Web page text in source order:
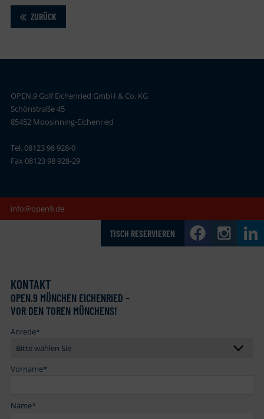
ZURÜCK
OPEN.9 Golf Eichenried GmbH & Co. KG
Schönstraße 45
85452 Moosinning-Eichenried
Tel. 08123 98 928-0
Fax 08123 98 928-29
info@open9.de
TISCH RESERVIEREN
KONTAKT
OPEN.9 MÜNCHEN EICHENRIED –
VOR DEN TOREN MÜNCHENS!
Anrede*
Vorname*
Name*